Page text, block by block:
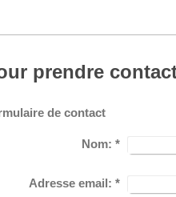
prendre
de contact
Nom: *
Adresse email: *